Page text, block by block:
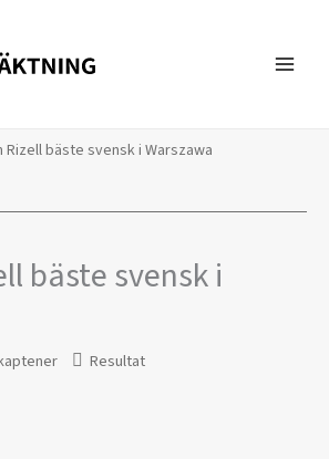
Rizell bäste svensk i Warszawa
bäste svensk i
Resultat